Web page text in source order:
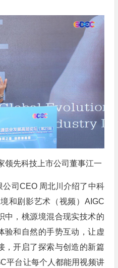
领先科技上市公司董事江一
司CEO 周北川介绍了中科
和剧影艺术（视频）AIGC
中，桃源境混合现实技术的
验和自然的手势互动，让虚
，开启了探索与创造的新篇
平台让每个人都能用视频讲